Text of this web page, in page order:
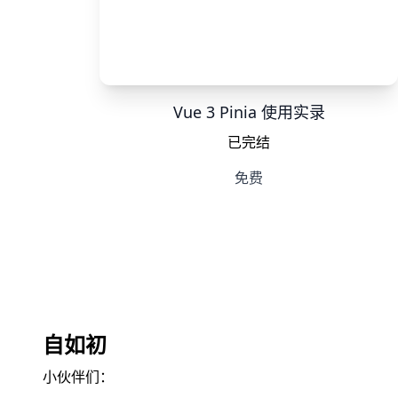
Vue 3 Pinia 使用实录
已完结
免费
自如初
小伙伴们：